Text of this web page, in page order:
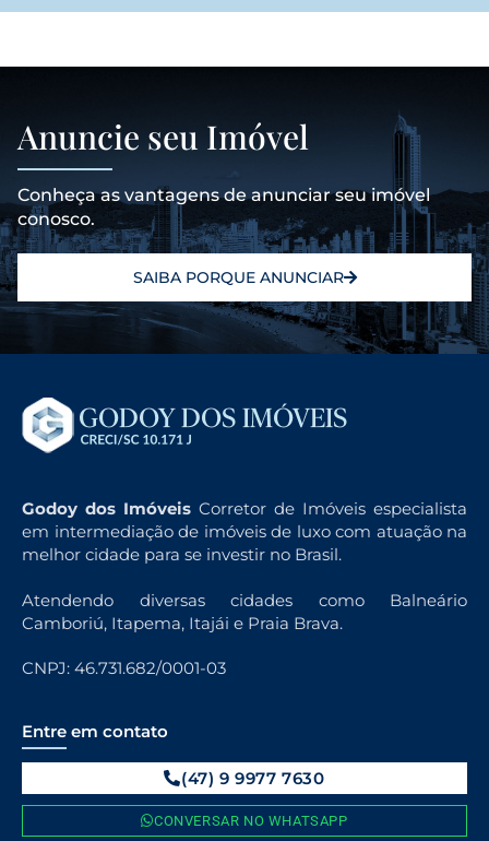
Anuncie seu Imóvel
Conheça as vantagens de anunciar seu imóvel
conosco.
SAIBA PORQUE ANUNCIAR
Godoy dos Imóveis Corretor de Imóveis especialista
em intermediação de imóveis de luxo com atuação na
melhor cidade para se investir no Brasil.
Atendendo diversas cidades como Balneário
Camboriú, Itapema, Itajái e Praia Brava.
CNPJ: 46.731.682/0001-03
Entre em contato
(47) 9 9977 7630
CONVERSAR NO WHATSAPP